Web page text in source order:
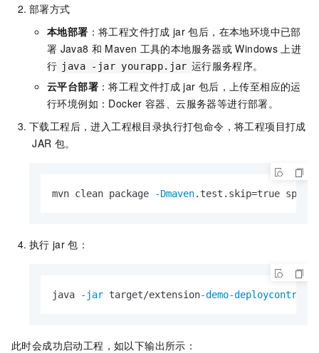
部署方式
本地部署 ：将工程文件打成 jar 包后，在本地环境中已部
署 Java8 和 Maven 工具的本地服务器或 Windows 上进
行 java -jar yourapp.jar 运行服务程序。
云平台部署 ：将工程文件打成 jar 包后，上传至相应的运
行环境例如：Docker 容器、云服务器等进行部署。
下载工程后，进入工程根目录执行打包命令，将工程项目打成
JAR 包。
mvn clean package -Dmaven.test.skip=true spring
执行 jar 包：
java -jar target/extension-demo-
此时会成功启动工程，如以下输出所示：